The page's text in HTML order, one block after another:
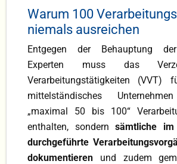
Warum 100
niemals ausreichen
Entgegen der Behauptung
Experten muss das
Verarbeitungstätigkeiten (VVT)
mittelständisches
„maximal 50 bis 100“
enthalten, sondern sämtliche im
durchgeführte
dokumentieren und zudem